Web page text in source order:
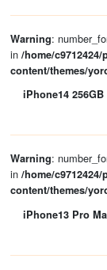
Warning:
in /home/
content/themes/
iPhone14 256GB
Warning:
in /home/
content/themes/
iPhone13 Pro